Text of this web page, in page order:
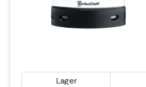
Lager